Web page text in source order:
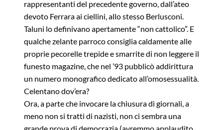
rappresentanti del precedente governo, dall’ateo
devoto Ferrara ai ciellini, allo stesso Berlusconi.
Taluni lo definivano apertamente “non cattolico”. E
qualche zelante parroco consiglia caldamente alle
proprie pecorelle trepide e smarrite di non leggere il
funesto magazine, che nel ’93 pubblicò addirittura
un numero monografico dedicato all’omosessualità.
Celentano dov’era?
Ora, a parte che invocare la chiusura di giornali, a
meno non si tratti di nazisti, non ci sembra una
grande prova di democrazia (avremmo applaudito